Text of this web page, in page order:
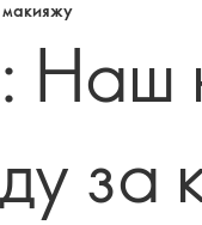
макияжу
Наш
за